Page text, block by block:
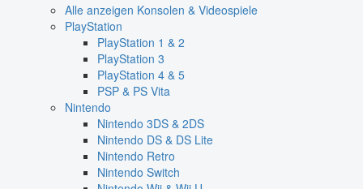
Alle anzeigen Konsolen & Videospiele
PlayStation
PlayStation 1 & 2
PlayStation 3
PlayStation 4 & 5
PSP & PS Vita
Nintendo
Nintendo 3DS & 2DS
Nintendo DS & DS Lite
Nintendo Retro
Nintendo Switch